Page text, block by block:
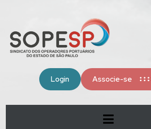
Login Associe-se